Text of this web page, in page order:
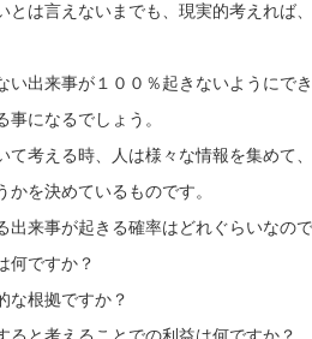
とは言えないまでも、現実的考えれば
い出来事が１００％起きないようにで
事になるでしょう。
て考える時、人は様々な情報を集めて
かを決めているものです。
出来事が起きる確率はどれぐらいなの
何ですか？
な根拠ですか？